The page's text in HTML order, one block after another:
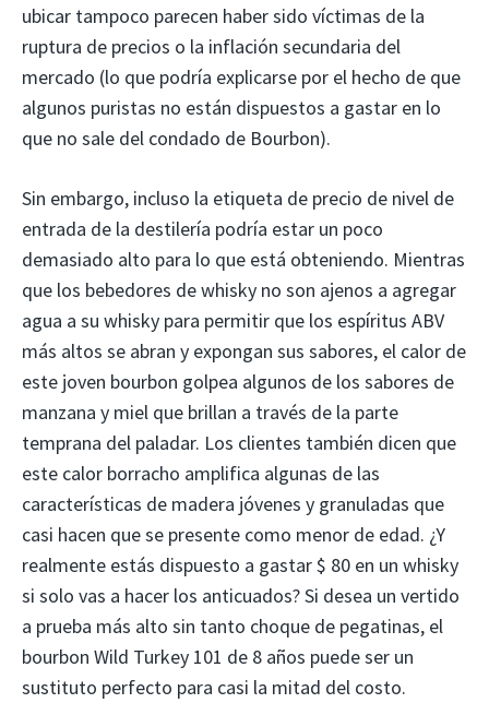
ubicar tampoco parecen haber sido víctimas de la
ruptura de precios o la inflación secundaria del
mercado (lo que podría explicarse por el hecho de que
algunos puristas no están dispuestos a gastar en lo
que no sale del condado de Bourbon).
Sin embargo, incluso la etiqueta de precio de nivel de
entrada de la destilería podría estar un poco
demasiado alto para lo que está obteniendo. Mientras
que los bebedores de whisky no son ajenos a agregar
agua a su whisky para permitir que los espíritus ABV
más altos se abran y expongan sus sabores, el calor de
este joven bourbon golpea algunos de los sabores de
manzana y miel que brillan a través de la parte
temprana del paladar. Los clientes también dicen que
este calor borracho amplifica algunas de las
características de madera jóvenes y granuladas que
casi hacen que se presente como menor de edad. ¿Y
realmente estás dispuesto a gastar $ 80 en un whisky
si solo vas a hacer los anticuados? Si desea un vertido
a prueba más alto sin tanto choque de pegatinas, el
bourbon Wild Turkey 101 de 8 años puede ser un
sustituto perfecto para casi la mitad del costo.